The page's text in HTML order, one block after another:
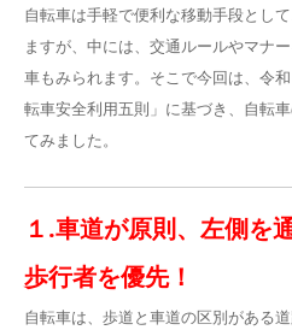
自転車は手軽で便利な移動手段とし
ますが、中には、交通ルールやマナ
車もみられます。そこで今回は、令
転車安全利用五則」に基づき、自転
てみました。
１.車道が原則、左側を
歩行者を優先！
自転車は、歩道と車道の区別がある